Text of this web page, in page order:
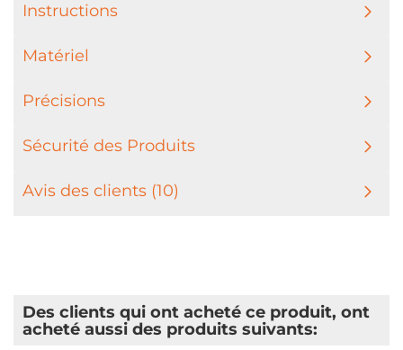
Instructions
Matériel
Précisions
Sécurité des Produits
Avis des clients (10)
Des clients qui ont acheté ce produit, ont
acheté aussi des produits suivants: